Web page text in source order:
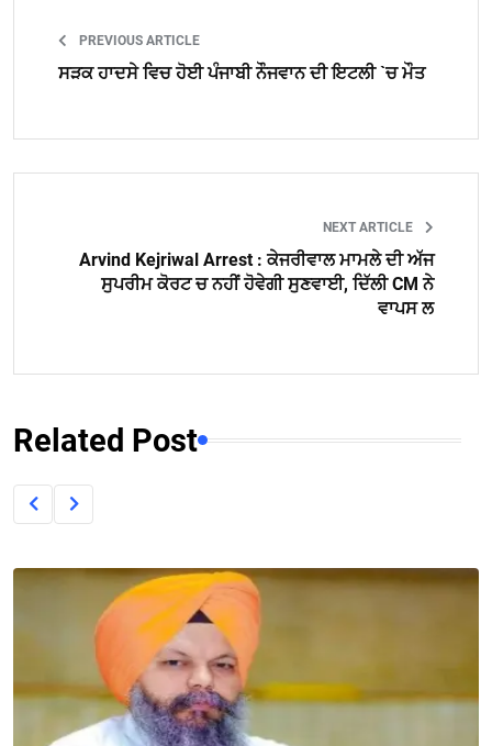
PREVIOUS ARTICLE
ਸੜਕ ਹਾਦਸੇ ਵਿਚ ਹੋਈ ਪੰਜਾਬੀ ਨੌਜਵਾਨ ਦੀ ਇਟਲੀ `ਚ ਮੌਤ
NEXT ARTICLE
Arvind Kejriwal Arrest : ਕੇਜਰੀਵਾਲ ਮਾਮਲੇ ਦੀ ਅੱਜ
ਸੁਪਰੀਮ ਕੋਰਟ ਚ ਨਹੀਂ ਹੋਵੇਗੀ ਸੁਣਵਾਈ, ਦਿੱਲੀ CM ਨੇ
ਵਾਪਸ ਲ
Related Post